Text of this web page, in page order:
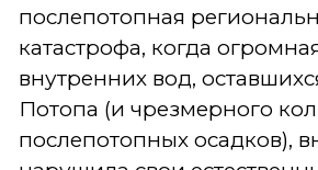
послепотопная
катастрофа, когда
внутренних вод,
Потопа (и чрезмерного
послепотопных осадков),